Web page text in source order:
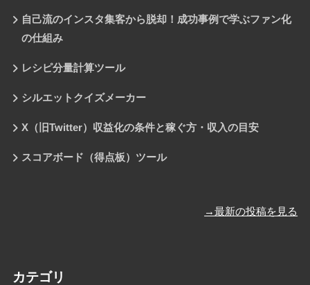
自己流のインスタ集客から脱却！成功事例で学ぶファン化
の仕組み
レシピ分量計算ツール
シルエットクイズメーカー
X（旧Twitter）収益化の条件と稼ぐ方・収入の目安
スコアボード（得点板）ツール
→最新の投稿を見る
カテゴリ